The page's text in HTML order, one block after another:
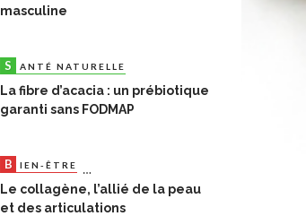
masculine
S ANTÉ NATURELLE
La fibre d’acacia : un prébiotique
garanti sans FODMAP
B IEN-ÊTRE
Le collagène, l’allié de la peau
et des articulations